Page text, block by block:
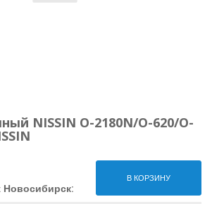
NISSIN O-2180N/O-620/O-
В КОРЗИНУ
Новосибирск: